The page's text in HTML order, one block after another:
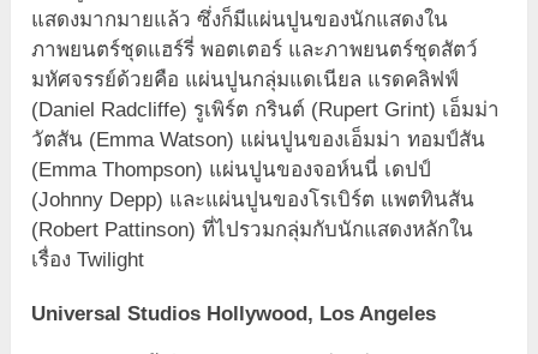
แสดงมากมายแล้ว ซึ่งก็มีแผ่นปูนของนักแสดงใน
ภาพยนตร์ชุดแฮร์รี่ พอตเตอร์ และภาพยนตร์ชุดสัตว์
มหัศจรรย์ด้วยคือ แผ่นปูนกลุ่มแดเนียล แรดคลิฟฟ์
(Daniel Radcliffe) รูเพิร์ต กรินต์ (Rupert Grint) เอ็มม่า
วัตสัน (Emma Watson) แผ่นปูนของเอ็มม่า ทอมป์สัน
(Emma Thompson) แผ่นปูนของจอห์นนี่ เดปป์
(Johnny Depp) และแผ่นปูนของโรเบิร์ต แพตทินสัน
(Robert Pattinson) ที่ไปรวมกลุ่มกับนักแสดงหลักใน
เรื่อง Twilight
Universal Studios Hollywood, Los Angeles